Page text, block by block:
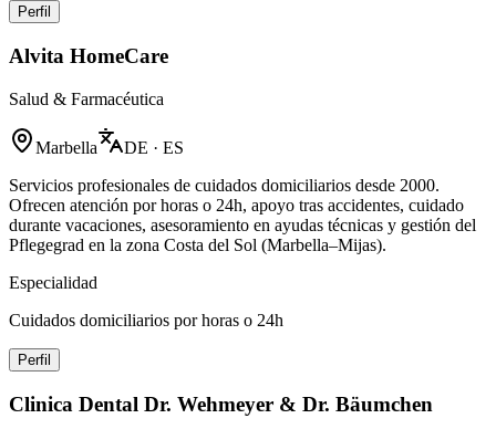
Perfil
Alvita HomeCare
Salud & Farmacéutica
Marbella
DE · ES
Servicios profesionales de cuidados domiciliarios desde 2000.
Ofrecen atención por horas o 24h, apoyo tras accidentes, cuidado
durante vacaciones, asesoramiento en ayudas técnicas y gestión del
Pflegegrad en la zona Costa del Sol (Marbella–Mijas).
Especialidad
Cuidados domiciliarios por horas o 24h
Perfil
Clinica Dental Dr. Wehmeyer & Dr. Bäumchen